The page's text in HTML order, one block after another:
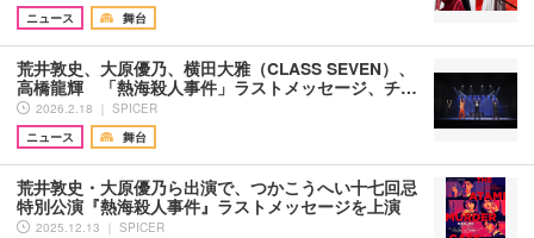
ニュース
舞台
荒井敦史、大原優乃、横田大雅（CLASS SEVEN）、
高橋龍輝 「熱海殺人事件」ラストメッセージ、チ…
2026.2.18 ｜ SPICER
ニュース
舞台
荒井敦史・大原優乃ら出演で、つかこうへい十七回忌
特別公演『熱海殺人事件』ラストメッセージを上演
2025.12.13 ｜ SPICER